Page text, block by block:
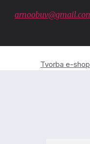
Tvorba e-